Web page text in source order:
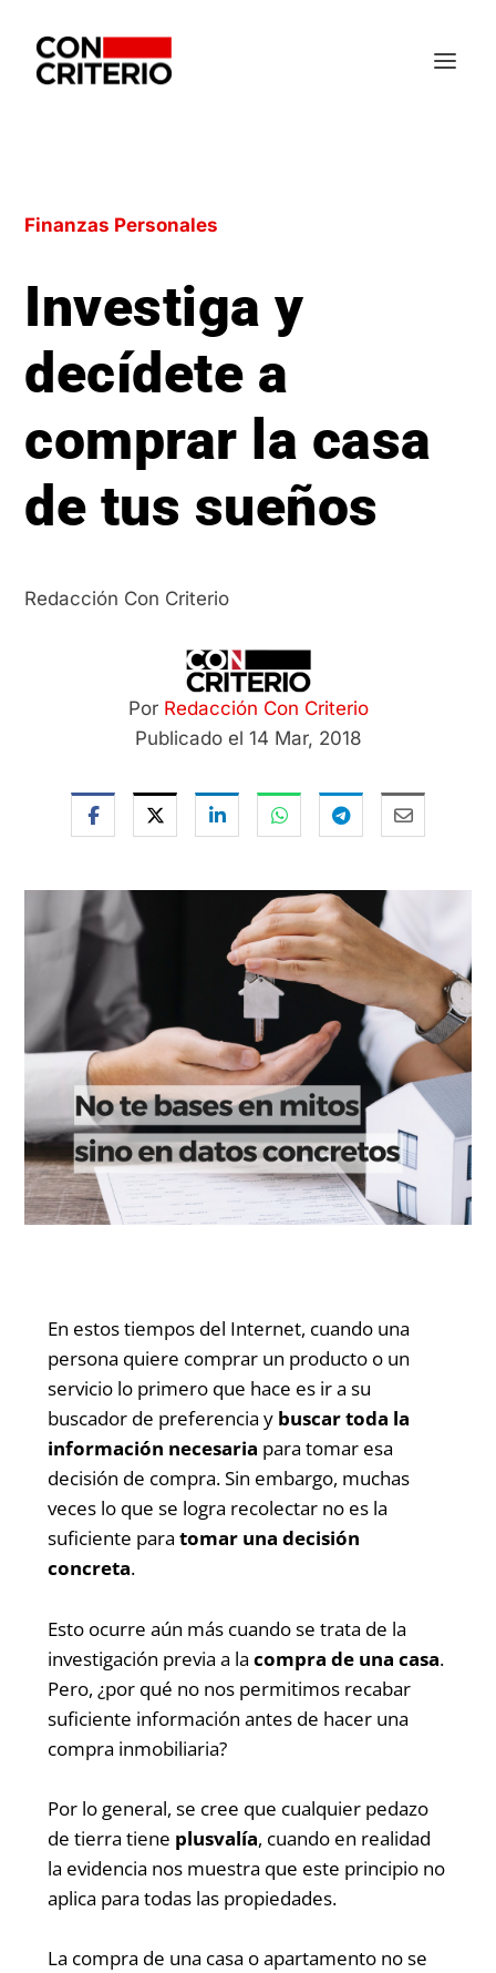
Finanzas Personales
Investiga y
decídete a
comprar la casa
de tus sueños
Redacción Con Criterio
Por Redacción Con Criterio
Publicado el 14 Mar, 2018
En estos tiempos del Internet, cuando una
persona quiere comprar un producto o un
servicio lo primero que hace es ir a su
buscador de preferencia y buscar toda la
información necesaria para tomar esa
decisión de compra. Sin embargo, muchas
veces lo que se logra recolectar no es la
suficiente para tomar una decisión
concreta.
Esto ocurre aún más cuando se trata de la
investigación previa a la compra de una casa.
Pero, ¿por qué no nos permitimos recabar
suficiente información antes de hacer una
compra inmobiliaria?
Por lo general, se cree que cualquier pedazo
de tierra tiene plusvalía, cuando en realidad
la evidencia nos muestra que este principio no
aplica para todas las propiedades.
La compra de una casa o apartamento no se